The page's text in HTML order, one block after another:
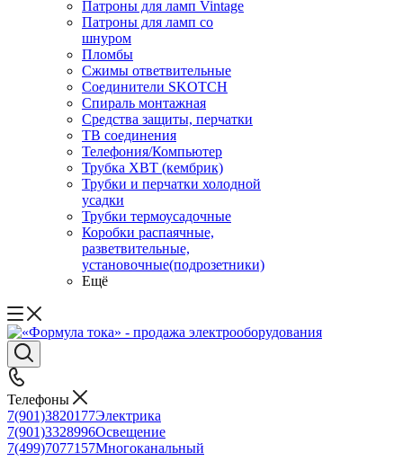
Патроны для ламп Vintage
Патроны для ламп со
шнуром
Пломбы
Сжимы ответвительные
Соединители SKOTCH
Спираль монтажная
Средства защиты, перчатки
ТВ соединения
Телефония/Компьютер
Трубка ХВТ (кембрик)
Трубки и перчатки холодной
усадки
Трубки термоусадочные
Коробки распаячные,
разветвительные,
установочные(подрозетники)
Ещё
Телефоны
7(901)3820177Электрика
7(901)3328996Освещение
7(499)7077157Многоканальный